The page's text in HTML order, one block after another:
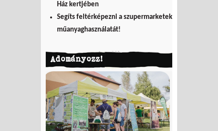
Ház kertjében
Segíts feltérképezni a szupermarketek
műanyaghasználatát!
Adományozz!